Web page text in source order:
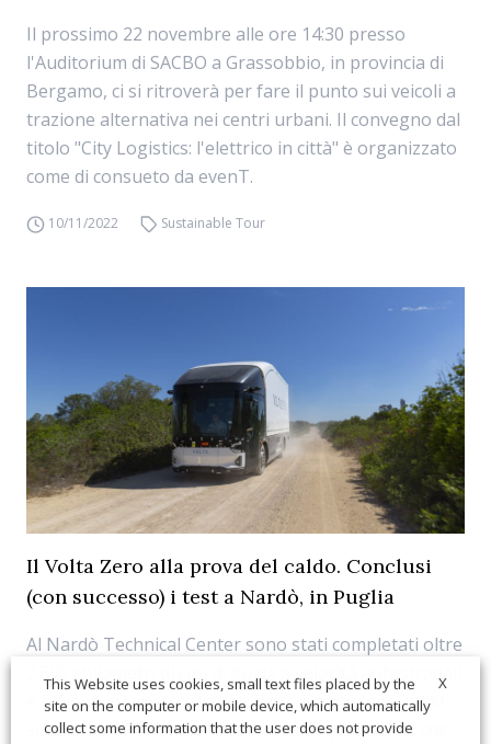
Il prossimo 22 novembre alle ore 14:30 presso
l'Auditorium di SACBO a Grassobbio, in provincia di
Bergamo, ci si ritroverà per fare il punto sui veicoli a
trazione alternativa nei centri urbani. Il convegno dal
titolo "City Logistics: l'elettrico in città" è organizzato
come di consueto da evenT.
10/11/2022 Sustainable Tour
Il Volta Zero alla prova del caldo. Conclusi
(con successo) i test a Nardò, in Puglia
Al Nardò Technical Center sono stati completati oltre
2.500 chilometri di cicli di guida a velocità autostradali
e urbane in un arco di tempo di sei settimane. I test
sono stati effettuati anche su strade polverose, che
X
This Website uses cookies, small text files placed by the
site on the computer or mobile device, which automatically
collect some information that the user does not provide